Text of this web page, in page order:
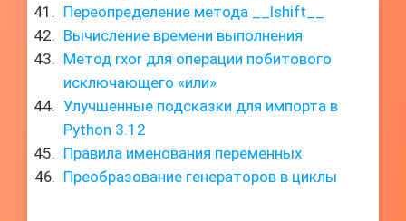
Переопределение метода __lshift__
Вычисление времени выполнения
Метод rxor для операции побитового
исключающего «или»
Улучшенные подсказки для импорта в
Python 3.12
Правила именования переменных
Преобразование генераторов в циклы